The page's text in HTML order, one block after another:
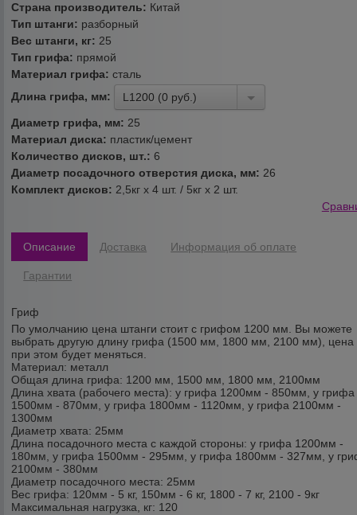
Страна производитель: Китай
Тип штанги: разборный
Вес штанги, кг: 25
Тип грифа: прямой
Материал грифа:сталь
Длина грифа, мм:
L1200 (0 руб.)
Диаметр грифа, мм: 25
Материал диска: пластик/цемент
Количество дисков, шт.:6
Диаметр посадочного отверстия диска, мм: 26
Комплект дисков: 2,5кг х 4 шт. / 5кг х 2 шт.
Описание Доставка Информация об оплате
Гарантии
Гриф
По умолчанию цена штанги стоит с грифом 1200 мм. Вы можете
выбрать другую длину грифа (1500 мм, 1800 мм, 2100 мм), цена
при этом будет меняться.
Материал: металл
Общая длина грифа: 1200 мм, 1500 мм, 1800 мм, 2100мм
Длина хвата (рабочего места): у грифа 1200мм - 850мм, у грифа
1500мм - 870мм, у грифа 1800мм - 1120мм, у грифа 2100мм -
1300мм
Диаметр хвата: 25мм
Длина посадочного места с каждой стороны: у грифа 1200мм -
180мм, у грифа 1500мм - 295мм, у грифа 1800мм - 327мм, у
2100мм - 380мм
Диаметр посадочного места: 25мм
Вес грифа: 120мм - 5 кг, 150мм - 6 кг, 1800 - 7 кг, 2100 - 9кг
Максимальная нагрузка, кг: 120